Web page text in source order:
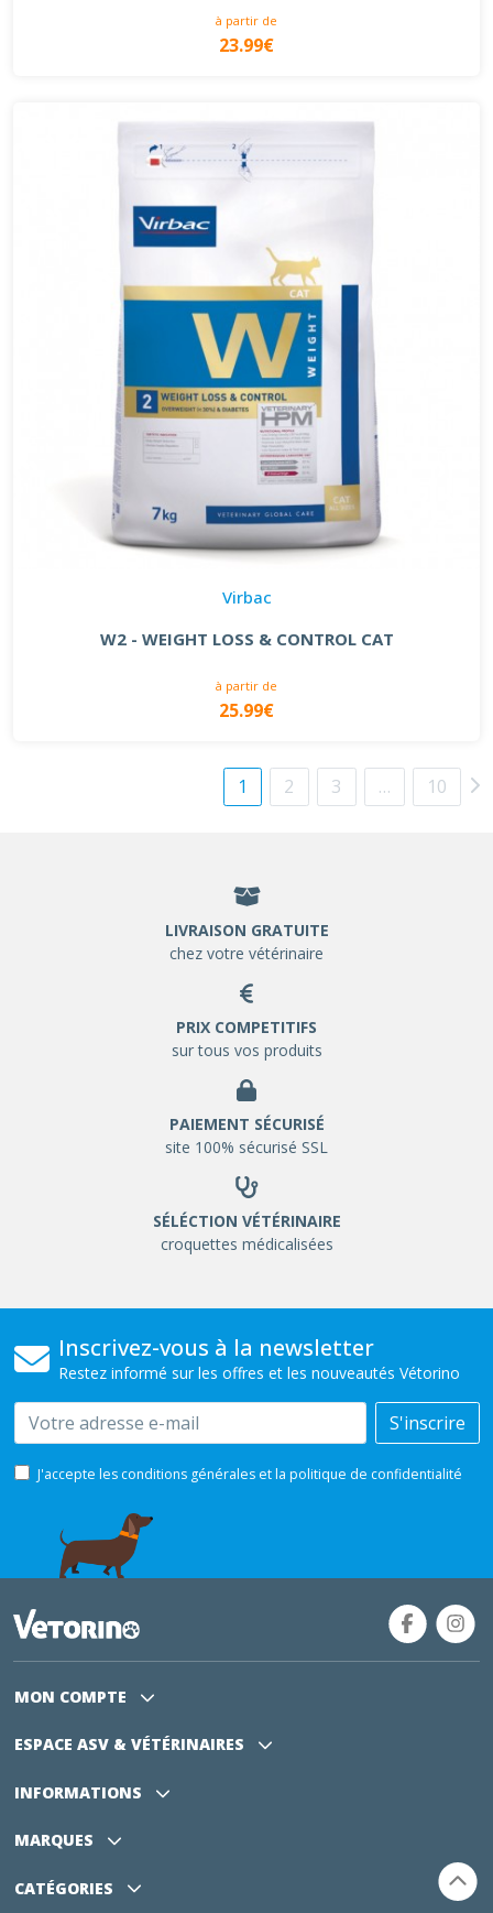
à partir de
23.99€
Virbac
W2 - WEIGHT LOSS & CONTROL CAT
à partir de
25.99€
1 2 3 … 10
LIVRAISON GRATUITE
chez votre vétérinaire
PRIX COMPETITIFS
sur tous vos produits
PAIEMENT SÉCURISÉ
site 100% sécurisé SSL
SÉLÉCTION VÉTÉRINAIRE
croquettes médicalisées
Inscrivez-vous à la newsletter
Restez informé sur les offres et les nouveautés Vétorino
Email S'inscrire
J'accepte les conditions générales et la politique de confidentialité
MON COMPTE
ESPACE ASV & VÉTÉRINAIRES
INFORMATIONS
MARQUES
CATÉGORIES